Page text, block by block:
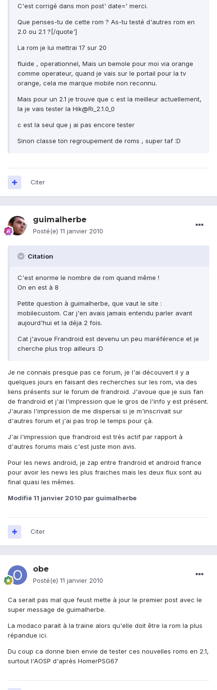
C'est corrigé dans mon post' date=' merci.
Que penses-tu de cette rom ? As-tu testé d'autres rom en
2.0 ou 2.1 ?[/quote']
La rom je lui mettrai 17 sur 20
fluide , operationnel, Mais un bemole pour moi via orange
comme operateur, quand je vais sur le portail pour la tv
orange, cela me marque mobile non reconnu.
Mais pour un 2.1 je trouve que c est la meilleur actuellement,
la je vais tester la Hik@Ri_2.1.0_0
c est la seul que j ai pas encore tester
Sinon classe ton regroupement de roms , super taf :D
Citer
guimalherbe
Posté(e) 11 janvier 2010
Citation
C'est enorme le nombre de rom quand même !
On en est à 8
Petite question à guimalherbe, que vaut le site :
mobilecustom. Car j'en avais jamais entendu parler avant
aujourd'hui et la déja 2 fois.
Cat j'avoue Frandroid est devenu un peu maréférence et je
cherche plus trop ailleurs :D
Je ne connais presque pas ce forum, je l'ai découvert il y a
quelques jours en faisant des recherches sur les rom, via des
liens présents sur le forum de frandroid. J'avoue que je suis fan
de frandroid et j'ai l'impression que le gros de l'info y est présent.
J'aurais l'impression de me dispersai si je m'inscrivait sur
d'autres forum et j'ai pas trop le temps pour çà.
J'ai l'impression que frandroid est très actif par rapport à
d'autres forums mais c'est juste mon avis.
Pour les news android, je zap entre frandroid et android france
pour avoir les news les plus fraiches mais les deux flux sont au
final quasi les mêmes.
Modifié 11 janvier 2010 par guimalherbe
Citer
obe
Posté(e) 11 janvier 2010
Ca serait pas mal que feust mette à jour le premier post avec le
super message de guimalherbe.
La modaco parait à la traine alors qu'elle doit être la rom la plus
répandue ici.
Du coup ca donne bien envie de tester ces nouvelles roms en 2.1,
surtout l'AOSP d'après HomerPSG67